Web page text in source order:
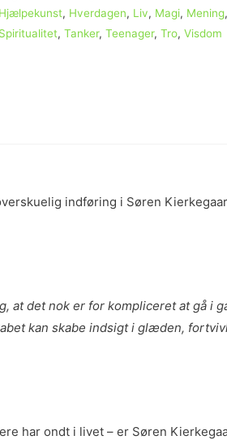
Hjælpekunst, Hverdagen, Liv, Magi, Mening,
Spiritualitet, Tanker, Teenager, Tro, Visdom
indføring i Søren
at det nok er for kompliceret at gå i
kan skabe indsigt i glæden,
har ondt i livet – er Søren